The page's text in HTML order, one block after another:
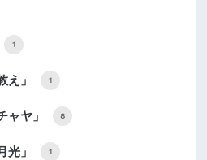
1
」 1
ャヤ」 8
」 1